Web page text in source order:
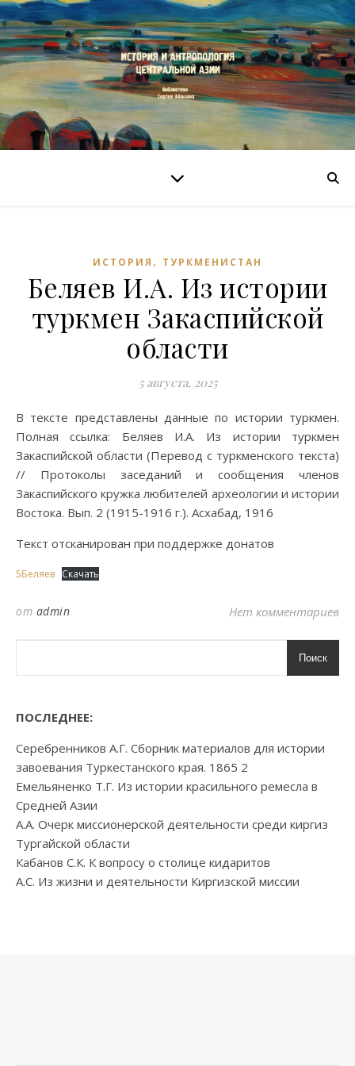
ИСТОРИЯ , ТУРКМЕНИСТАН
Беляев И.А. Из истории
туркмен Закаспийской
области
5 августа, 2025
В тексте представлены данные по истории туркмен.
Полная ссылка: Беляев И.А. Из истории туркмен
Закаспийской области (Перевод с туркменского текста)
// Протоколы заседаний и сообщения членов
Закаспийского кружка любителей археологии и истории
Востока. Вып. 2 (1915-1916 г.). Асхабад, 1916
Текст отсканирован при поддержке донатов
5Беляев Скачать
от admin Нет комментариев
Поиск
ПОСЛЕДНЕЕ:
Серебренников А.Г. Сборник материалов для истории
завоевания Туркестанского края. 1865 2
Емельяненко Т.Г. Из истории красильного ремесла в
Средней Азии
А.А. Очерк миссионерской деятельности среди киргиз
Тургайской области
Кабанов С.К. К вопросу о столице кидаритов
А.С. Из жизни и деятельности Киргизской миссии